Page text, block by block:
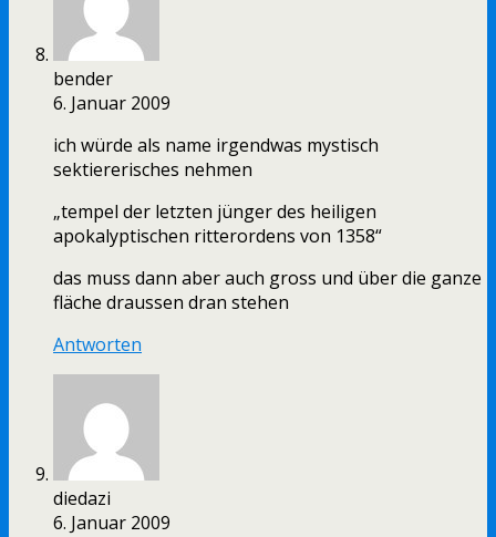
bender
6. Januar 2009
ich würde als name irgendwas mystisch
sektiererisches nehmen
„tempel der letzten jünger des heiligen
apokalyptischen ritterordens von 1358“
das muss dann aber auch gross und über die ganze
fläche draussen dran stehen
Antworten
diedazi
6. Januar 2009